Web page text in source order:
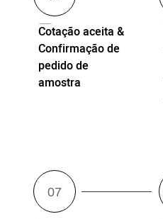
Cotação aceita &
Confirmação de
pedido de
amostra